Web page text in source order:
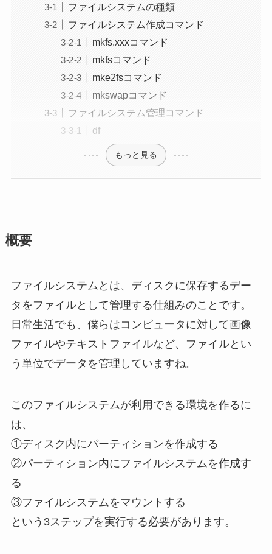
ファイルシステムの種類
ファイルシステム作成コマンド
mkfs.xxxコマンド
mkfsコマンド
mke2fsコマンド
mkswapコマンド
ファイルシステム管理コマンド
df
もっと見る
概要
ファイルシステムとは、ディスクに保存するデー
タをファイルとして管理する仕組みのことです。
日常生活でも、僕らはコンピュータに対して画像
ファイルやテキストファイルなど、ファイルとい
う単位でデータを管理していますね。
このファイルシステムが利用できる環境を作るに
は、
①ディスク内にパーティションを作成する
②パーティション内にファイルシステムを作成す
る
③ファイルシステムをマウントする
という3ステップを実行する必要があります。